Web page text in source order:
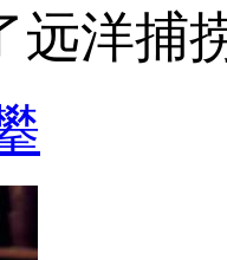
远洋